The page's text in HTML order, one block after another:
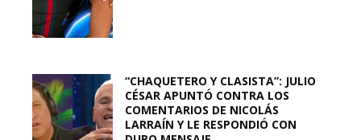
“CHAQUETERO Y CLASISTA”: JULIO
CÉSAR APUNTÓ CONTRA LOS
COMENTARIOS DE NICOLÁS
LARRAÍN Y LE RESPONDIÓ CON